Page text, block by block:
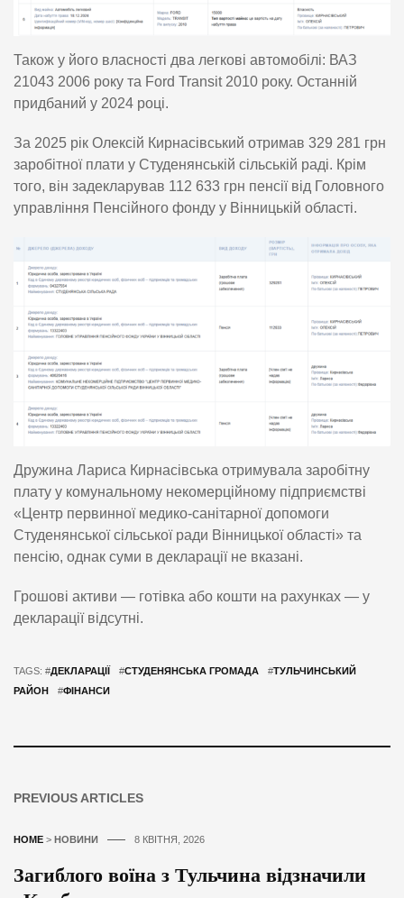
Також у його власності два легкові автомобілі: ВАЗ
21043 2006 року та Ford Transit 2010 року. Останній
придбаний у 2024 році.
За 2025 рік Олексій Кирнасівський отримав 329 281 грн
заробітної плати у Студенянській сільській раді. Крім
того, він задекларував 112 633 грн пенсії від Головного
управління Пенсійного фонду у Вінницькій області.
Дружина Лариса Кирнасівська отримувала заробітну
плату у комунальному некомерційному підприємстві
«Центр первинної медико-санітарної допомоги
Студенянської сільської ради Вінницької області» та
пенсію, однак суми в декларації не вказані.
Грошові активи — готівка або кошти на рахунках — у
декларації відсутні.
TAGS: #ДЕКЛАРАЦІЇ #СТУДЕНЯНСЬКА ГРОМАДА #ТУЛЬЧИНСЬКИЙ
РАЙОН
#ФІНАНСИ
PREVIOUS ARTICLES
HOME > НОВИНИ 8 КВІТНЯ, 2026
Загиблого воїна з Тульчина відзначили